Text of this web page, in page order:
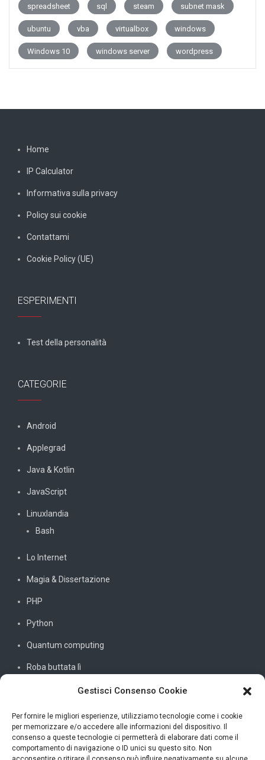
Gestisci Consenso Cookie
Per fornire le migliori esperienze, utilizziamo tecnologie come i cookie
per memorizzare e/o accedere alle informazioni del dispositivo. Il
consenso a queste tecnologie ci permetterà di elaborare dati come il
comportamento di navigazione o ID unici su questo sito. Non
spreadsheet sql steam subnet mask
ubuntu vba virtualbox windows
Windows 10 windows server wordpress
Home
IP Calculator
Informativa sulla privacy
Policy sui cookie
Contattami
Cookie Policy (UE)
ESPERIMENTI
Test della personalità
CATEGORIE
Android
Applegrad
Java & Kotlin
JavaScript
Linuxlandia
Bash
Lo Internet
Magia & Dissertazione
PHP
Python
Quantum computing
Roba buttata lì
Windowssiamo
C#